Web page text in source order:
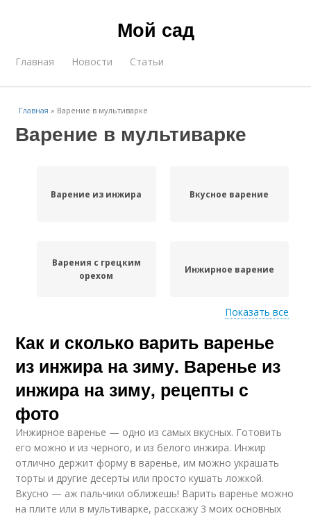
Мой сад
Главная Новости Статьи
Главная » Варение в мультиварке
Варение в мультиварке
Варение из инжира Вкусное варение
Варения с грецким
орехом
Инжирное варение
Королевское варение Варение с инжиром
Варения из инжира
Варения с
апельсином
апельсинов
Показать все
Как и сколько варить варенье
из инжира на зиму. Варенье из
инжира на зиму, рецепты с
фото
Инжирное варенье — одно из самых вкусных. Готовить
его можно и из черного, и из белого инжира. Инжир
отлично держит форму в варенье, им можно украшать
торты и другие десерты или просто кушать ложкой.
Вкусно — аж пальчики оближешь! Варить варенье можно
на плите или в мультиварке, расскажу 3 моих основных